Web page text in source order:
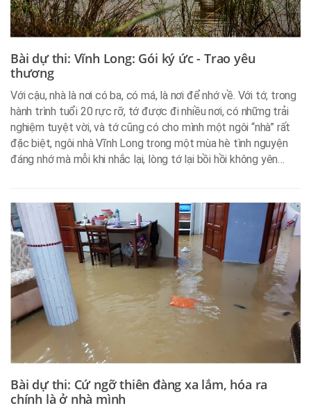
Bài dự thi: Vĩnh Long: Gói ký ức - Trao yêu
thương
Với cậu, nhà là nơi có ba, có má, là nơi để nhớ về. Với tớ, trong
hành trình tuổi 20 rực rỡ, tớ được đi nhiều nơi, có những trải
nghiệm tuyệt vời, và tớ cũng có cho mình một ngôi “nhà” rất
đặc biệt, ngôi nhà Vĩnh Long trong một mùa hè tình nguyện
đáng nhớ mà mỗi khi nhắc lại, lòng tớ lại bồi hồi không yên…
Bài dự thi: Cứ ngỡ thiên đàng xa lắm, hóa ra
chính là ở nhà mình